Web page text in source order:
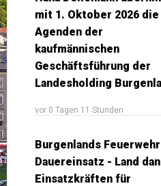
mit 1. Oktober 2026 die
Agenden der
kaufmännischen
Geschäftsführung der
Landesholding
vor 0 Tagen 11 Stunden
Burgenlands
Dauereinsatz - Land
Einsatzkräften für